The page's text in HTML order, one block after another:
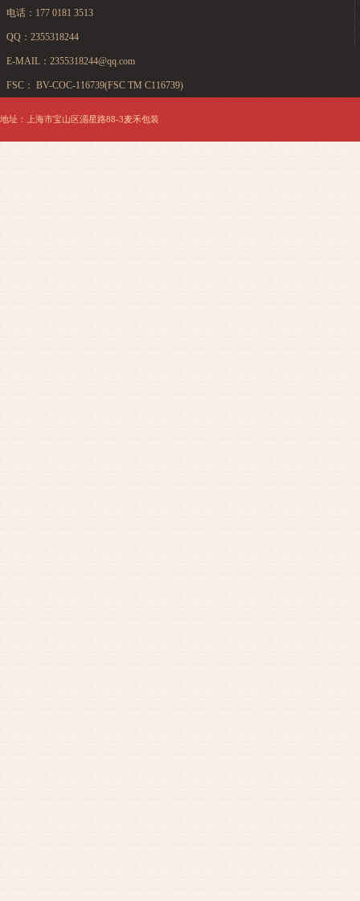
电话：177 0181 3513
QQ：2355318244
E-MAIL：2355318244@qq.com
FSC： BV-COC-116739(FSC TM C116739)
地址：上海市宝山区湄星路88-3麦禾包装